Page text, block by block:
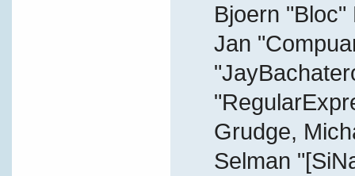
Bjoern
Jan
Grudge,
Selman